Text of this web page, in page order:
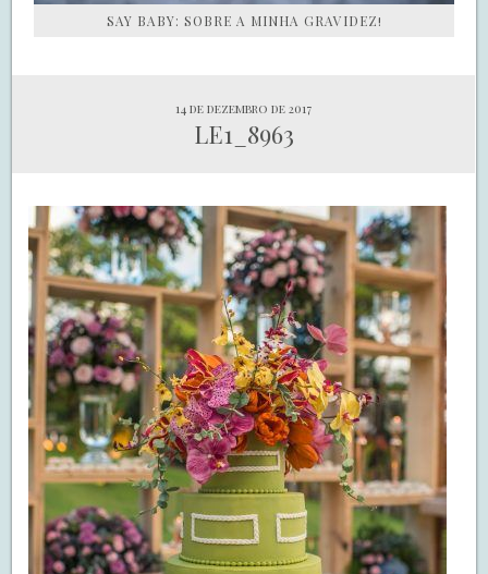
SAY BABY: SOBRE A MINHA GRAVIDEZ!
14 de dezembro de 2017
LE1_8963